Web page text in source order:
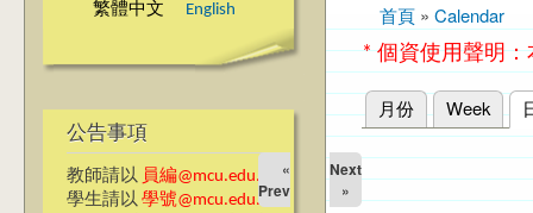
繁體中文 English
公告事項
教師請以 員編@mcu.edu.tw
學生請以 學號@mcu.edu.tw
您在這裡
首頁 » Calendar
* 個資使用聲明
主要索引標籤
月份 Week
«
Prev
Next
»